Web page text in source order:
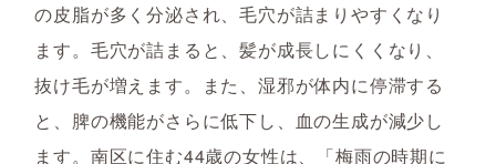
の皮脂が多く分泌され、毛穴が詰まりやすくなり
ます。毛穴が詰まると、髪が成長しにくくなり、
抜け毛が増えます。また、湿邪が体内に停滞する
と、脾の機能がさらに低下し、血の生成が減少し
ます。南区に住む44歳の女性は、「梅雨の時期に